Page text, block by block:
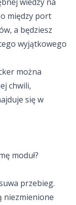
między port
a będziesz
wyjątkowego
można
chwili,
się w
moduł?
przebieg.
niezmienione